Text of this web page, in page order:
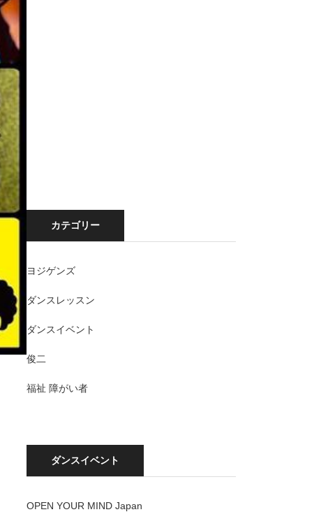
カテゴリー
ヨジゲンズ
ダンスレッスン
ダンスイベント
俊二
福祉 障がい者
ダンスイベント
OPEN YOUR MIND Japan